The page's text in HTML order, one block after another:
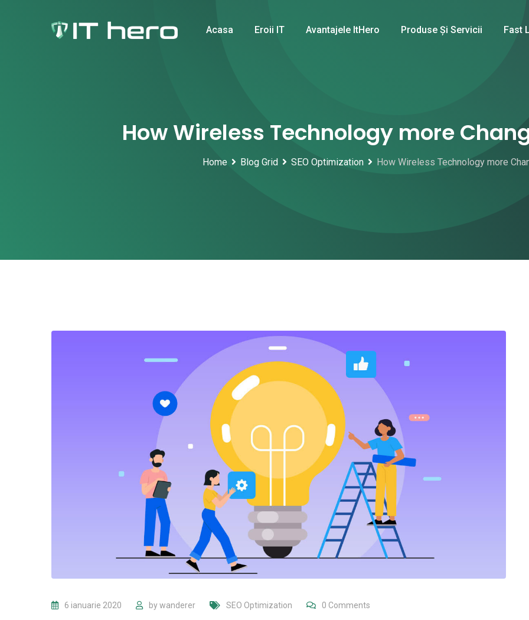
Acasa Eroii IT Avantajele ItHero Produse Și Servicii Fast
How Wireless Technology more
Home Blog Grid SEO Optimization How Wireless Technology more
6 ianuarie 2020 bywanderer SEO Optimization 0 Comments